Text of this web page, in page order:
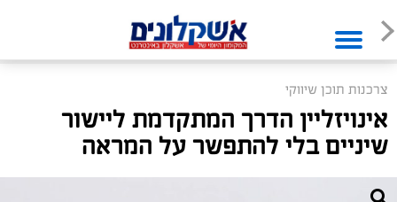
צרכנות תוכן שיווקי
אינויזליין הדרך המתקדמת ליישור
שיניים בלי להתפשר על המראה